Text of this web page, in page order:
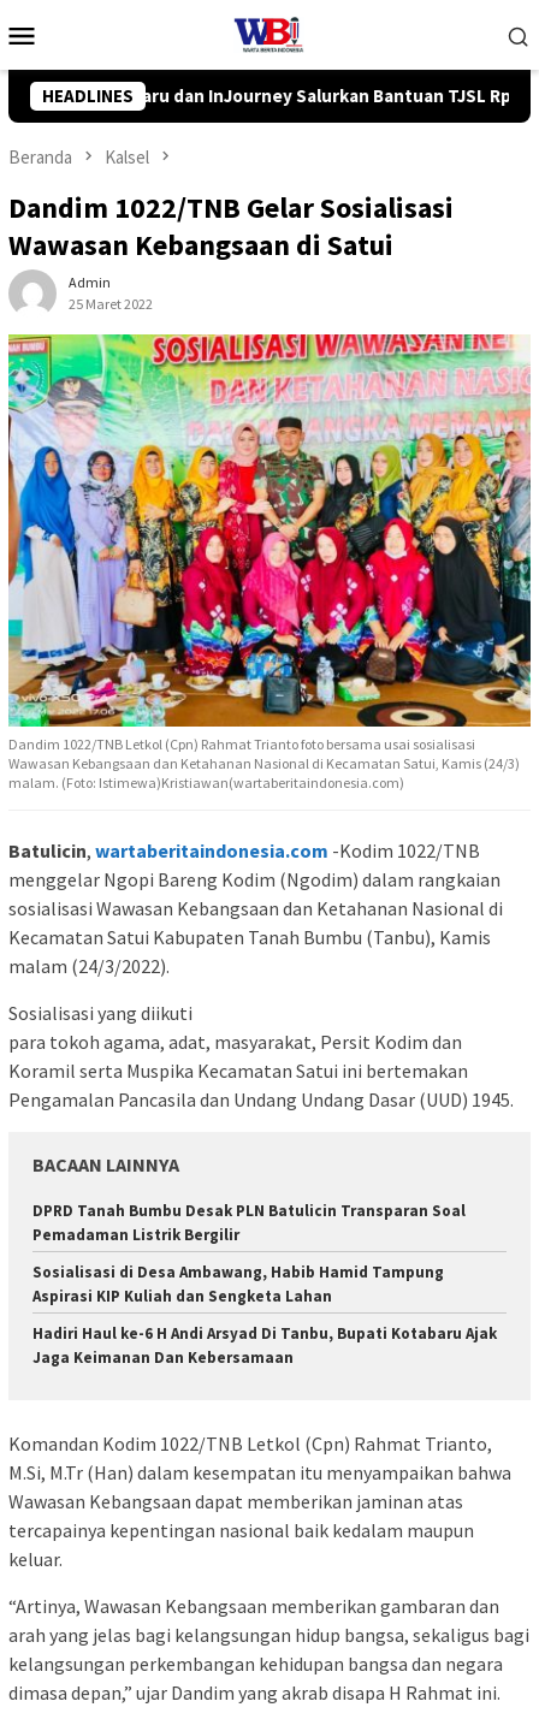
ke
Mobile
HEADLINES
Bantuan TJSL Rp319 Juta Pemkab Balangan Salurkan
Beranda Kalsel
Dandim 1022/TNB Gelar Sosialisasi
Wawasan Kebangsaan di Satui
Admin
25 Maret 2022
Dandim 1022/TNB Letkol (Cpn) Rahmat Trianto foto bersama usai sosialisasi
Wawasan Kebangsaan dan Ketahanan Nasional di Kecamatan Satui, Kamis (24/3)
malam. (Foto: Istimewa)Kristiawan(wartaberitaindonesia.com)
Batulicin, wartaberitaindonesia.com -Kodim 1022/TNB
menggelar Ngopi Bareng Kodim (Ngodim) dalam rangkaian
sosialisasi Wawasan Kebangsaan dan Ketahanan Nasional di
Kecamatan Satui Kabupaten Tanah Bumbu (Tanbu), Kamis
malam (24/3/2022).
Sosialisasi yang diikuti
para tokoh agama, adat, masyarakat, Persit Kodim dan
Koramil serta Muspika Kecamatan Satui ini bertemakan
Pengamalan Pancasila dan Undang Undang Dasar (UUD) 1945.
BACAAN LAINNYA
DPRD Tanah Bumbu Desak PLN Batulicin Transparan Soal
Pemadaman Listrik Bergilir
Sosialisasi di Desa Ambawang, Habib Hamid Tampung
Aspirasi KIP Kuliah dan Sengketa Lahan
Hadiri Haul ke-6 H Andi Arsyad Di Tanbu, Bupati Kotabaru Ajak
Jaga Keimanan Dan Kebersamaan
Komandan Kodim 1022/TNB Letkol (Cpn) Rahmat Trianto,
M.Si, M.Tr (Han) dalam kesempatan itu menyampaikan bahwa
Wawasan Kebangsaan dapat memberikan jaminan atas
tercapainya kepentingan nasional baik kedalam maupun
keluar.
“Artinya, Wawasan Kebangsaan memberikan gambaran dan
arah yang jelas bagi kelangsungan hidup bangsa, sekaligus bagi
kelangsungan perkembangan kehidupan bangsa dan negara
dimasa depan,” ujar Dandim yang akrab disapa H Rahmat ini.